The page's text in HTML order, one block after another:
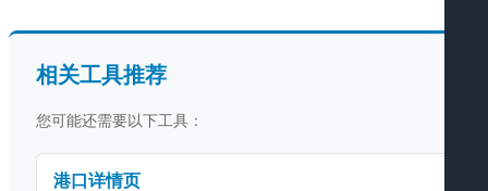
相关工具推荐
您可能还需要以下工具：
港口详情页